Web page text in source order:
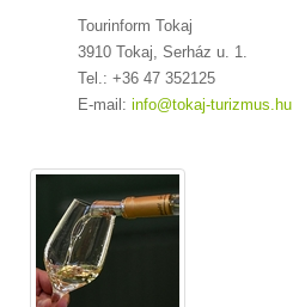
Tourinform Tokaj
3910 Tokaj, Serház u. 1.
Tel.: +36 47 352125
E-mail: info@tokaj-turizmus.hu